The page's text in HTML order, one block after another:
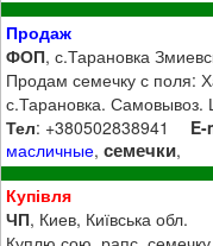
Продаж
ФОП, с.Тарановка
Продам семечку с поля:
с.Тарановка. Самовывоз.
Тел: +380502838941 E-
масличные,семечки,
Купівля
ЧП, Киев, Київська обл.